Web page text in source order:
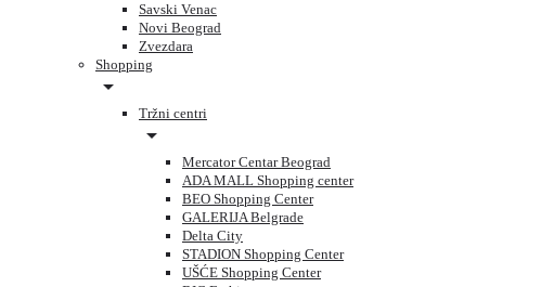
Savski Venac
Novi Beograd
Zvezdara
Shopping
Tržni centri
Mercator Centar Beograd
ADA MALL Shopping center
BEO Shopping Center
GALERIJA Belgrade
Delta City
STADION Shopping Center
UŠĆE Shopping Center